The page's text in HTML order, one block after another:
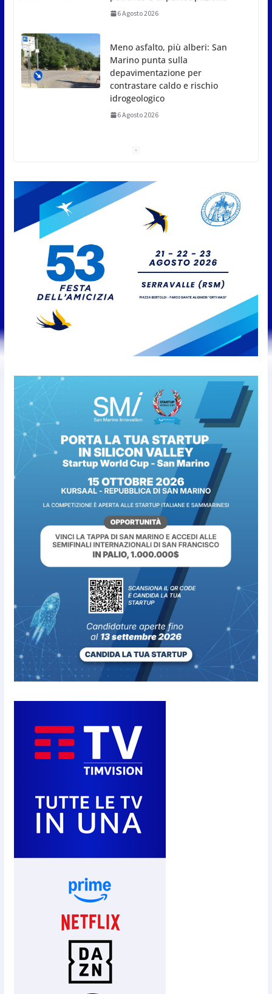
idrogeologico
San Marino. USL: l’inferno di
Marcinelle diventi monito e
memoria collettiva
6 Agosto 2026
Protezione Civile San Marino.
Incendi boschivi: attivazione
della fase preliminare di
6 Agosto 2026
“San Marino Antiqua –
Leggende e storie del Titano”:
l’inequivocabile successo di
pubblico e di partecipazione
6 Agosto 2026